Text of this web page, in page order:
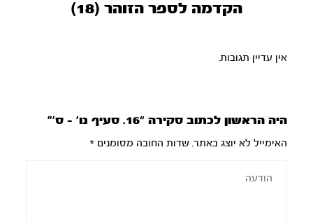
הקדמה לספר הזוהר (18)
אין עדיין תגובות.
היה הראשון לכתוב סקירה “16. סעיף נו’ – ס’”
האימייל לא יוצג באתר. שדות החובה מסומנים*